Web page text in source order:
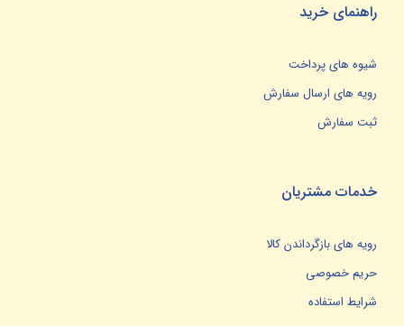
راهنمای خرید
شیوه های پرداخت
رویه های ارسال سفارش
ثبت سفارش
خدمات مشتریان
رویه های بازگرداندن کالا
حریم خصوصی
شرایط استفاده